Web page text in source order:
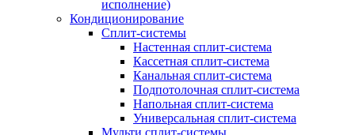
исполнение)
Кондиционирование
Сплит-системы
Настенная сплит-система
Кассетная сплит-система
Канальная сплит-система
Подпотолочная сплит-система
Напольная сплит-система
Универсальная сплит-система
Мульти сплит-системы